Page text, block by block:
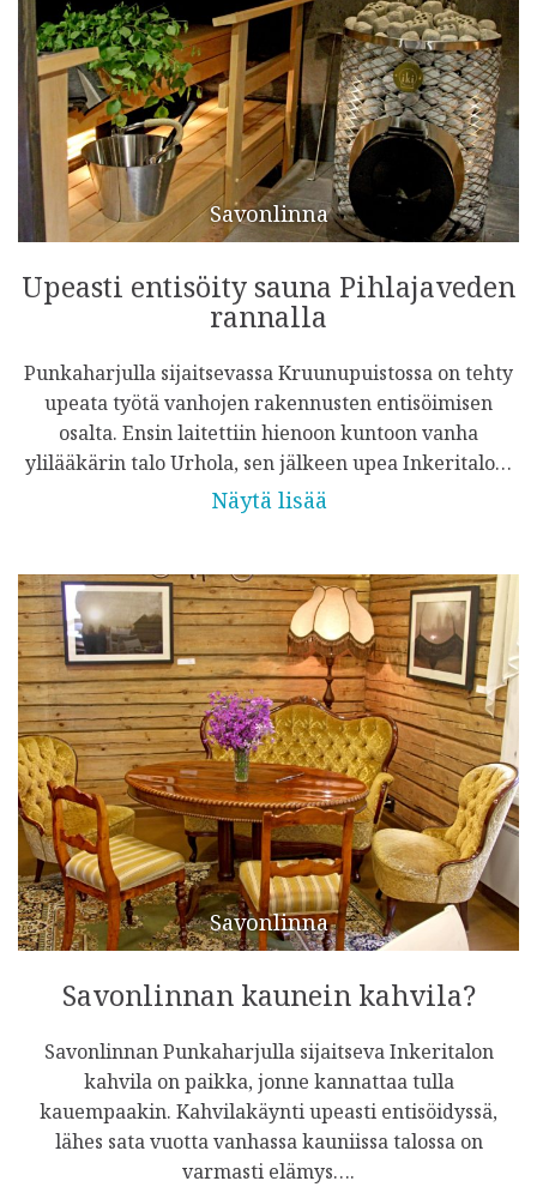
Savonlinna
Upeasti entisöity sauna Pihlajaveden
rannalla
Punkaharjulla sijaitsevassa Kruunupuistossa on tehty
upeata työtä vanhojen rakennusten entisöimisen
osalta. Ensin laitettiin hienoon kuntoon vanha
ylilääkärin talo Urhola, sen jälkeen upea Inkeritalo…
Näytä lisää
Savonlinna
Savonlinnan kaunein kahvila?
Savonlinnan Punkaharjulla sijaitseva Inkeritalon
kahvila on paikka, jonne kannattaa tulla
kauempaakin. Kahvilakäynti upeasti entisöidyssä,
lähes sata vuotta vanhassa kauniissa talossa on
varmasti elämys….